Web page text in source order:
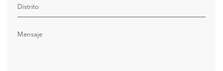
Distrito
Mensaje